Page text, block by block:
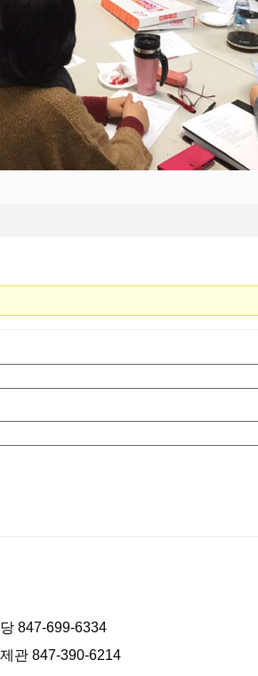
847-699-6334
관 847-390-6214